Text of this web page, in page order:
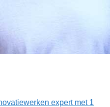
expert met 1